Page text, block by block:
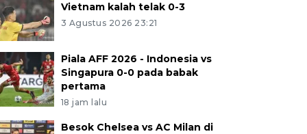
Vietnam kalah telak 0-3
3 Agustus 2026 23:21
Piala AFF 2026 - Indonesia vs
Singapura 0-0 pada babak
pertama
18 jam lalu
Besok Chelsea vs AC Milan di